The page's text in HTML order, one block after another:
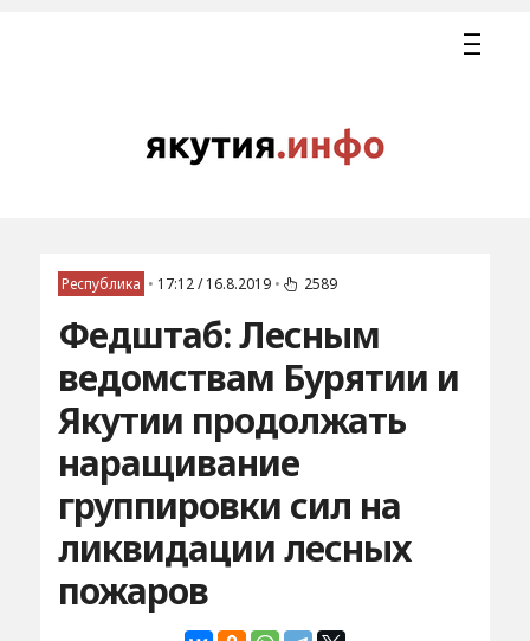
Республика • 17:12 / 16.8.2019 • 2589
Федштаб: Лесным
ведомствам Бурятии и
Якутии продолжать
наращивание
группировки сил на
ликвидации лесных
пожаров